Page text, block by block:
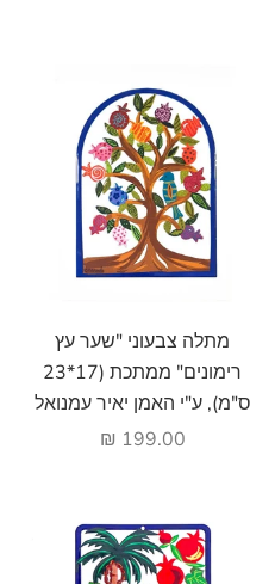
הוסף לעגלה
מתלה צבעוני "שער עץ
רימונים" ממתכת (17*23
ס"מ), ע"י האמן יאיר עמנואל
מחיר מבצע
199.00 ₪